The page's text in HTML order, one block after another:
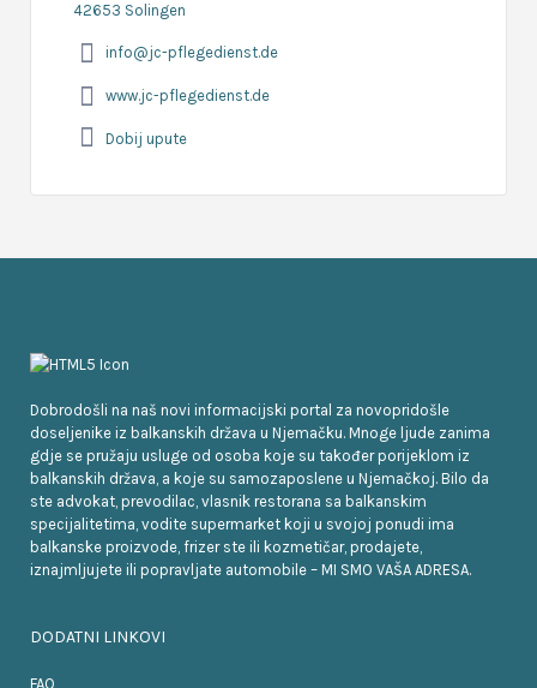
42653 Solingen
info@jc-pflegedienst.de
www.jc-pflegedienst.de
Dobij upute
Dobrodošli na naš novi informacijski portal za novopridošle
doseljenike iz balkanskih država u Njemačku. Mnoge ljude zanima
gdje se pružaju usluge od osoba koje su također porijeklom iz
balkanskih država, a koje su samozaposlene u Njemačkoj. Bilo da
ste advokat, prevodilac, vlasnik restorana sa balkanskim
specijalitetima, vodite supermarket koji u svojoj ponudi ima
balkanske proizvode, frizer ste ili kozmetičar, prodajete,
iznajmljujete ili popravljate automobile – MI SMO VAŠA ADRESA.
DODATNI LINKOVI
FAQ